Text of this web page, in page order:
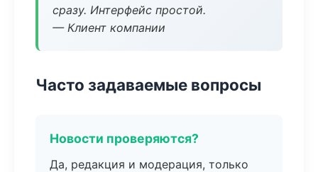
сразу. Интерфейс простой.
— Клиент компании
Часто задаваемые вопросы
Новости проверяются?
Да, редакция и модерация, только